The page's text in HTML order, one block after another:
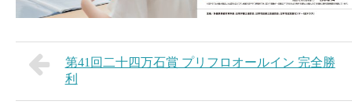
第41回二十四万石賞 プリフロオールイン 完全勝
利